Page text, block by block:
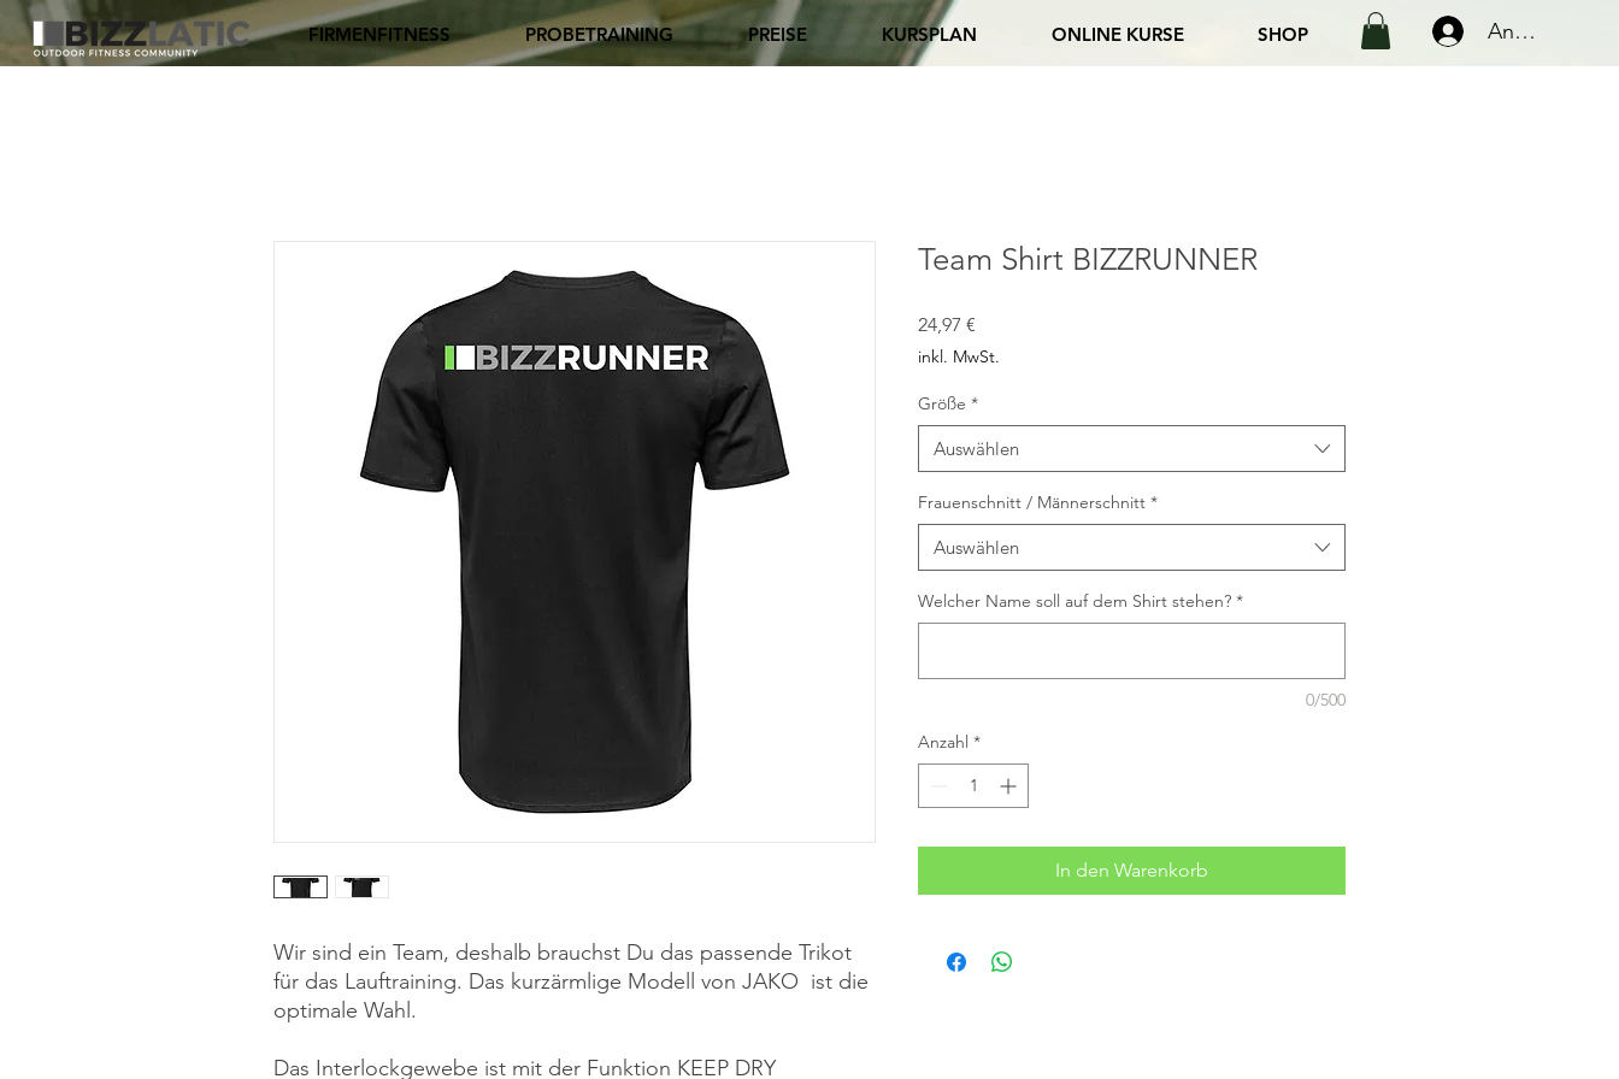
FIRMENFITNESS PROBETRAINING PREISE KURSPLAN ONLINE KURSE SHOP Anmelden
Wir sind ein Team, deshalb brauchst Du das passende Trikot
für das Lauftraining. Das kurzärmlige Modell von JAKO ist die
optimale Wahl.
Das Interlockgewebe ist mit der Funktion KEEP DRY
Team Shirt BIZZRUNNER
24,97 €
inkl. MwSt.
Größe *
Auswählen
Frauenschnitt / Männerschnitt *
Auswählen
Welcher Name soll auf dem Shirt stehen? *
0/500
Anzahl *
In den Warenkorb